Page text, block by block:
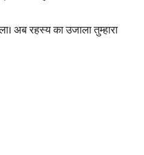
अब रहस्य का उजाला तुम्हारा